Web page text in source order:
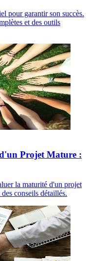
pour garantir son succès.
et des outils
Projet Mature :
la maturité d'un projet
conseils détaillés.